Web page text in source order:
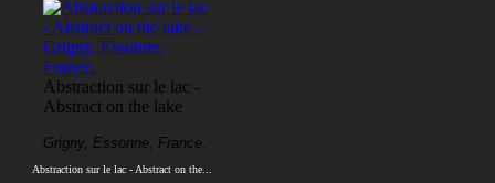
Abstraction sur le lac -
Abstract on the lake
Grigny, Essonne, France.
Abstraction sur le lac - Abstract on the...